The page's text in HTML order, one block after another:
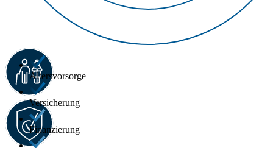
Altersvorsorge
Versicherung
Finanzierung